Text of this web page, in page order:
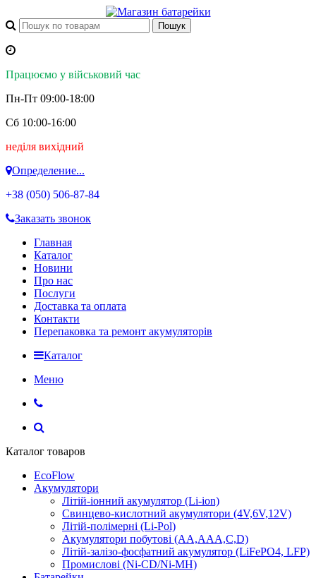
Працюємо у військовий час
Пн-Пт 09:00-18:00
Сб 10:00-16:00
неділя вихідний
Определение...
+38 (050) 506-87-84
Заказать звонок
Главная
Каталог
Новини
Про нас
Послуги
Доставка та оплата
Контакти
Перепаковка та ремонт акумуляторів
Каталог
Меню
Каталог товаров
EcoFlow
Акумулятори
Літій-іонний акумулятор (Li-ion)
Свинцево-кислотний акумулятори (4V,6V,12V)
Літій-полімерні (Li-Pol)
Акумулятори побутові (AA,AAA,C,D)
Літій-залізо-фосфатний акумулятор (LiFePO4, LFP)
Промислові (Ni-CD/Ni-MH)